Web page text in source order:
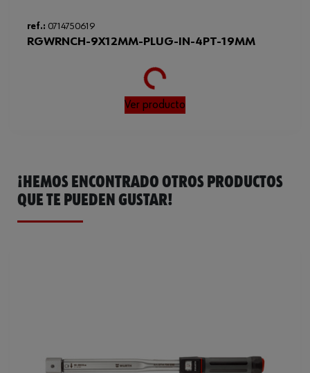
ref.: 0714750619
RGWRNCH-9X12MM-PLUG-IN-4PT-19MM
Loading...
Ver producto
¡HEMOS ENCONTRADO OTROS PRODUCTOS
QUE TE PUEDEN GUSTAR!